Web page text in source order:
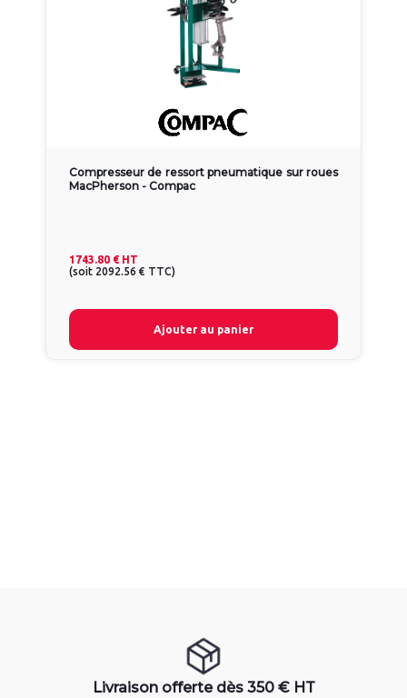
Compresseur de ressort pneumatique sur roues
MacPherson - Compac
1743.80 € HT
(soit 2092.56 € TTC)
Ajouter au panier
Livraison offerte dès 350 € HT